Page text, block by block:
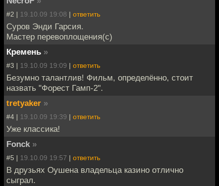
#2 | 19.10.09 19:08 | ответить
Суров Энди Гарсия.
Мастер перевоплощения(с)
Кремень »
#3 | 19.10.09 19:09 | ответить
Безумно талантлив! Фильм, определённо, стоит
назвать "Форест Гамп-2".
tretyaker »
#4 | 19.10.09 19:39 | ответить
Уже классика!
Fonck »
#5 | 19.10.09 19:57 | ответить
В друзьях Оушена владельца казино отлично
сыграл.